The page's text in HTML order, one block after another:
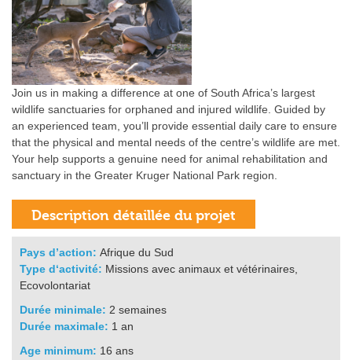
Join us in making a difference at one of South Africa’s largest
wildlife sanctuaries for orphaned and injured wildlife. Guided by
an experienced team, you’ll provide essential daily care to ensure
that the physical and mental needs of the centre’s wildlife are met.
Your help supports a genuine need for animal rehabilitation and
sanctuary in the Greater Kruger National Park region.
Pays d’action: Afrique du Sud
Type d‘activité: Missions avec animaux et vétérinaires,
Ecovolontariat
Durée minimale: 2 semaines
Durée maximale: 1 an
Age minimum: 16 ans